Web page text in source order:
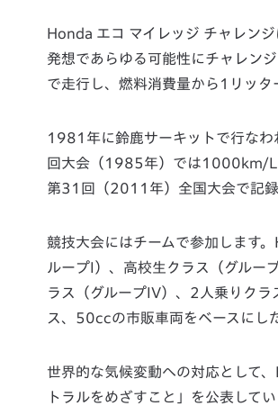
Honda エコ マイレッジ チャレン
発想であらゆる可能性にチャレン
で走行し、燃料消費量から1リッタ
1981年に鈴鹿サーキットで行な
回大会（1985年）では1000km/L
第31回（2011年）全国大会で記
競技大会にはチームで参加します
ループI）、高校生クラス（グルー
ラス（グループIV）、2人乗りク
ス、50ccの市販車両をベースにし
世界的な気候変動への対応として
トラルをめざすこと」を公表して